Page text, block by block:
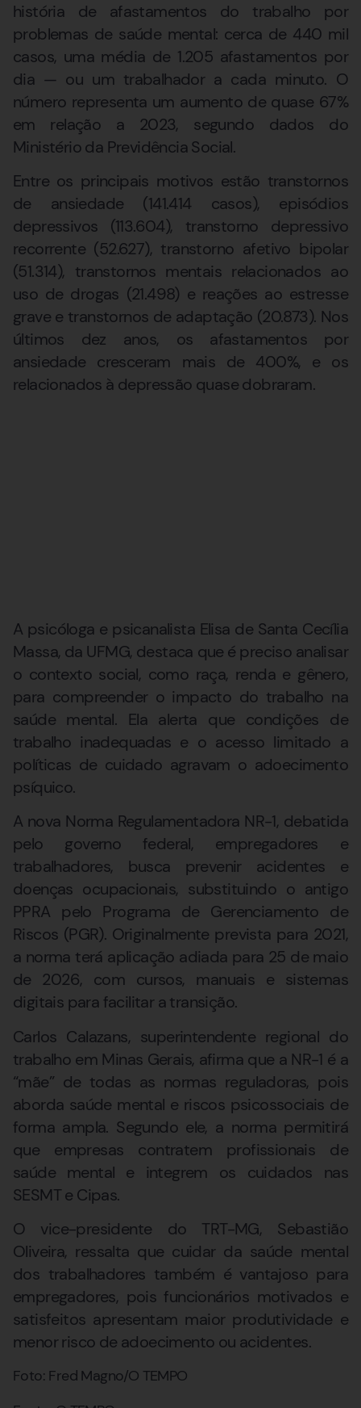
história de afastamentos do trabalho por
problemas de saúde mental: cerca de 440 mil
casos, uma média de 1.205 afastamentos por
dia — ou um trabalhador a cada minuto. O
número representa um aumento de quase 67%
em relação a 2023, segundo dados do
Ministério da Previdência Social.
Entre os principais motivos estão transtornos
de ansiedade (141.414 casos), episódios
depressivos (113.604), transtorno depressivo
recorrente (52.627), transtorno afetivo bipolar
(51.314), transtornos mentais relacionados ao
uso de drogas (21.498) e reações ao estresse
grave e transtornos de adaptação (20.873). Nos
últimos dez anos, os afastamentos por
ansiedade cresceram mais de 400%, e os
relacionados à depressão quase dobraram.
A psicóloga e psicanalista Elisa de Santa Cecília
Massa, da UFMG, destaca que é preciso analisar
o contexto social, como raça, renda e gênero,
para compreender o impacto do trabalho na
saúde mental. Ela alerta que condições de
trabalho inadequadas e o acesso limitado a
políticas de cuidado agravam o adoecimento
psíquico.
A nova Norma Regulamentadora NR-1, debatida
pelo governo federal, empregadores e
trabalhadores, busca prevenir acidentes e
doenças ocupacionais, substituindo o antigo
PPRA pelo Programa de Gerenciamento de
Riscos (PGR). Originalmente prevista para 2021,
a norma terá aplicação adiada para 25 de maio
de 2026, com cursos, manuais e sistemas
digitais para facilitar a transição.
Carlos Calazans, superintendente regional do
trabalho em Minas Gerais, afirma que a NR-1 é a
“mãe” de todas as normas reguladoras, pois
aborda saúde mental e riscos psicossociais de
forma ampla. Segundo ele, a norma permitirá
que empresas contratem profissionais de
saúde mental e integrem os cuidados nas
SESMT e Cipas.
O vice-presidente do TRT-MG, Sebastião
Oliveira, ressalta que cuidar da saúde mental
dos trabalhadores também é vantajoso para
empregadores, pois funcionários motivados e
satisfeitos apresentam maior produtividade e
menor risco de adoecimento ou acidentes.
Foto: Fred Magno/O TEMPO